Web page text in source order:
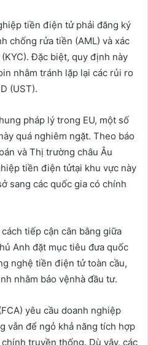
tiền điện tử phải đăng ký
chống rửa tiền (AML) và xác
Đặc biệt, quy định này
nhằm tránh lặp lại các rủi ro
(UST).
pháp lý trong EU, một số
quá nghiêm ngặt. Theo báo
và Thị trường châu Âu
tiền điện tửtại khu vực này
sang các quốc gia có chính
tiếp cận cân bằng giữa
Anh đặt mục tiêu đưa quốc
nghệ tiền điện tử toàn cầu,
nhằm bảo vệnhà đầu tư.
yêu cầu doanh nghiệp
vẫn để ngỏ khả năng tích hợp
truyền thống. Dù vậy, các